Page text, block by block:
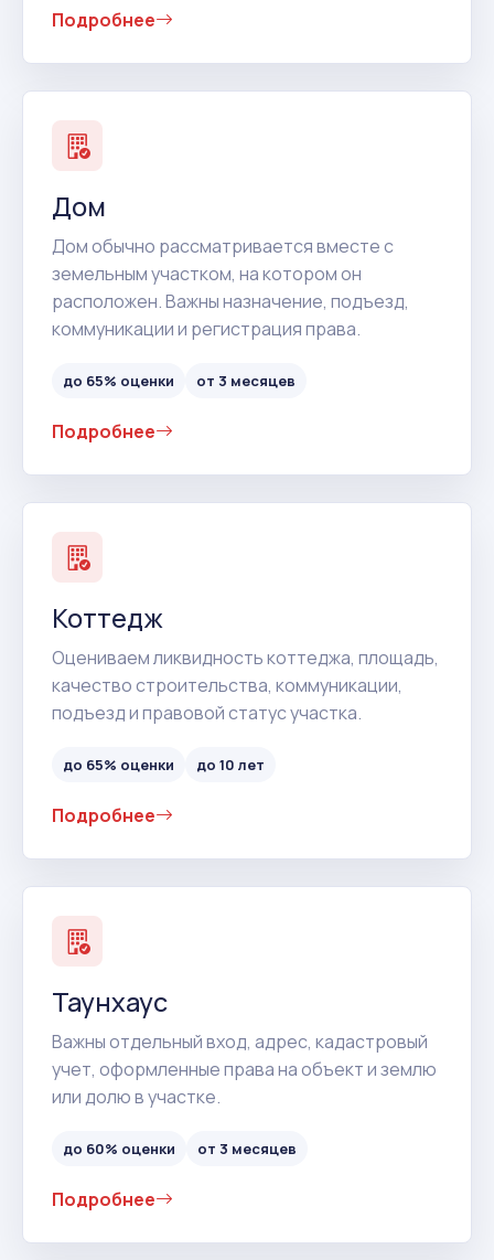
Подробнее
Дом
Дом обычно рассматривается вместе с
земельным участком, на котором он
расположен. Важны назначение, подъезд,
коммуникации и регистрация права.
до 65% оценки от 3 месяцев
Подробнее
Коттедж
Оцениваем ликвидность коттеджа, площадь,
качество строительства, коммуникации,
подъезд и правовой статус участка.
до 65% оценки до 10 лет
Подробнее
Таунхаус
Важны отдельный вход, адрес, кадастровый
учет, оформленные права на объект и землю
или долю в участке.
до 60% оценки от 3 месяцев
Подробнее